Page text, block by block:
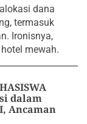
dana
termasuk
Ironisnya,
mewah.
dalam
Ancaman